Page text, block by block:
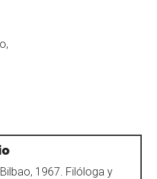
1967. Filóloga y